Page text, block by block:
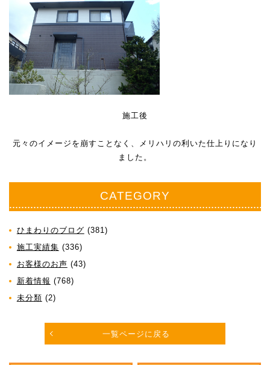
施工後
元々のイメージを崩すことなく、メリハリの利いた仕上りになり
ました。
CATEGORY
ひまわりのブログ (381)
施工実績集 (336)
お客様のお声 (43)
新着情報 (768)
未分類 (2)
一覧ページに戻る